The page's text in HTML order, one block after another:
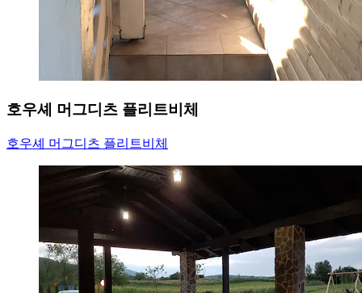
호우셰 머그디츠 플리트비체
호우셰 머그디츠 플리트비체